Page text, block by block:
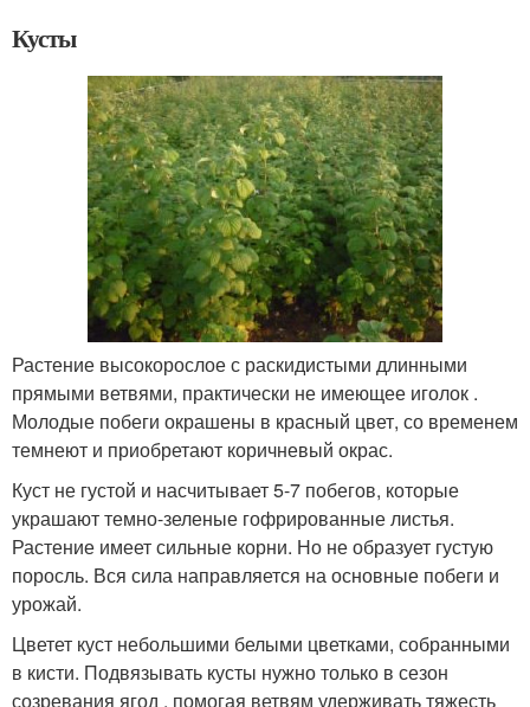
Кусты
Растение высокорослое с раскидистыми длинными
прямыми ветвями, практически не имеющее иголок .
Молодые побеги окрашены в красный цвет, со временем
темнеют и приобретают коричневый окрас.
Куст не густой и насчитывает 5-7 побегов, которые
украшают темно-зеленые гофрированные листья.
Растение имеет сильные корни. Но не образует густую
поросль. Вся сила направляется на основные побеги и
урожай.
Цветет куст небольшими белыми цветками, собранными
в кисти. Подвязывать кусты нужно только в сезон
созревания ягод , помогая ветвям удерживать тяжесть